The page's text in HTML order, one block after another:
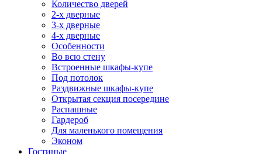
Количество дверей
2-х дверные
3-х дверные
4-х дверные
Особенности
Во всю стену
Встроенные шкафы-купе
Под потолок
Раздвижные шкафы-купе
Открытая секция посередине
Распашные
Гардероб
Для маленького помещения
Эконом
Гостиные